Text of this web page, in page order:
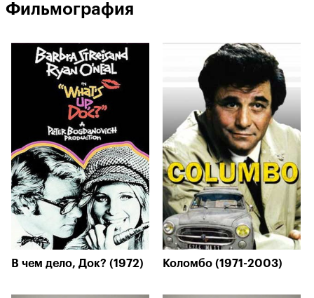
Фильмография
В чем дело, Док? (1972) Коломбо (1971-2003)